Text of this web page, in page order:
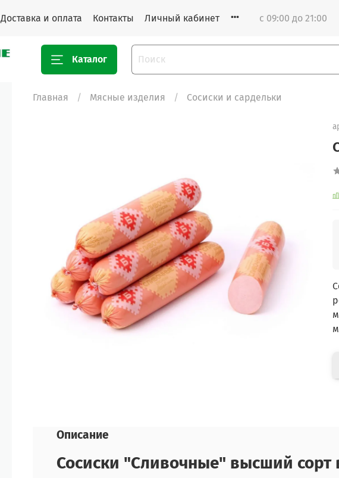
Доставка и оплата Контакты Личный кабинет с 09:00 до 21:00
Каталог
Главная Мясные изделия Сосиски и сардельки
Описание
Сосиски "Сливочные" высший сорт